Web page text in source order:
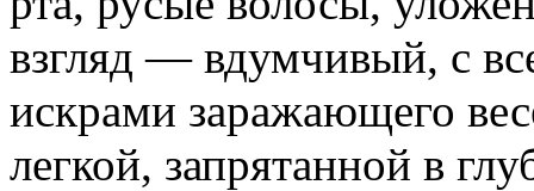
взгляд — вдумчивый, с
искрами заражающего
легкой, запрятанной в